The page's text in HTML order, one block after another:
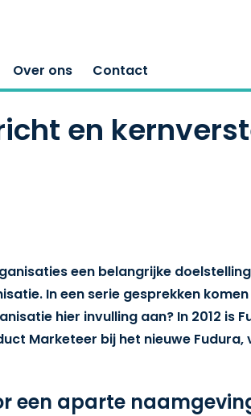
Over ons Contact
en
een belangrijke
In een serie gesprekken
hier invulling aan? In 2012 is
Marketeer bij het nieuwe
een aparte